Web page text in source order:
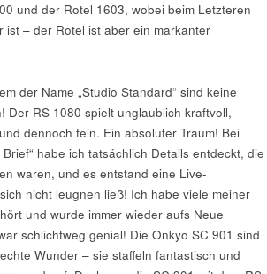
und der Rotel 1603, wobei beim Letzteren
ist – der Rotel ist aber ein markanter
der Name „Studio Standard“ sind keine
Der RS 1080 spielt unglaublich kraftvoll,
dennoch fein. Ein absoluter Traum! Bei
habe ich tatsächlich Details entdeckt, die
waren, und es entstand eine Live-
nicht leugnen ließ! Ich habe viele meiner
und wurde immer wieder aufs Neue
schlichtweg genial! Die Onkyo SC 901 sind
Wunder – sie staffeln fantastisch und